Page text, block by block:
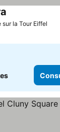
la Tour Eiffel